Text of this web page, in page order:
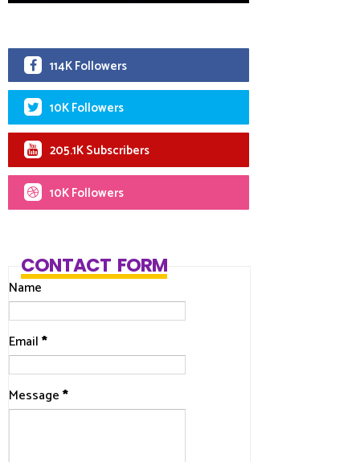
114K Followers
10K Followers
205.1K Subscribers
10K Followers
CONTACT FORM
Name
Email*
Message*